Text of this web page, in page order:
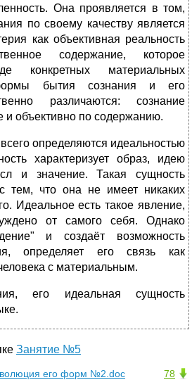
Она проявляется в том,
по своему качеству яв­ляется
как объективная реальность
содержание, которое
конкретных матери­альных
бытия сознания и его
различаются: сознание
и объективно по со­держанию.
определяются идеальностью
характеризует образ, идею
и значе­ние. Такая сущность
тем, что она не имеет никаких
Идеальное есть такое явление,
от самого себя. Однако
и создаёт возможность
определяет его связь как
с материальным.
его идеальная сущность
Занятие №5
78
его форм №2.doc